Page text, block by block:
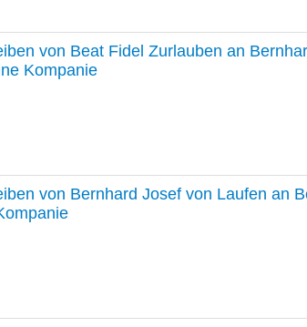
von Beat Fidel Zurlauben an
Kompanie
von Bernhard Josef von Laufen an